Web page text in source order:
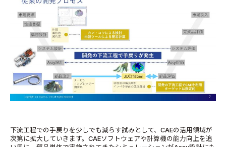
下流工程での手戻りを少しでも減らす試みとして、CAEの活用領域が
次第に拡大していきます。CAEソフトウェアや計算機の能力向上を追